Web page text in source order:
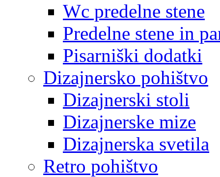
Wc predelne stene
Predelne stene in
Pisarniški dodatki
Dizajnersko pohištvo
Dizajnerski stoli
Dizajnerske mize
Dizajnerska svetila
Retro pohištvo